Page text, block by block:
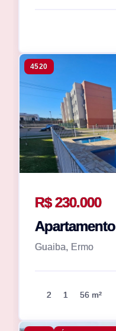
4520
R$ 230.000
Apartamento
Guaiba, Ermo
2 1 56 m²